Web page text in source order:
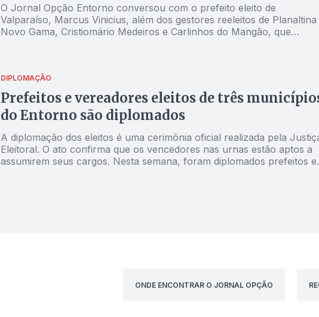
O Jornal Opção Entorno conversou com o prefeito eleito de
Valparaíso, Marcus Vinicius, além dos gestores reeleitos de Planaltina
Novo Gama, Cristiomário Medeiros e Carlinhos do Mangão, que
DIPLOMAÇÃO
Prefeitos e vereadores eleitos de três
do Entorno são diplomados
A diplomação dos eleitos é uma cerimônia oficial realizada pela
Eleitoral. O ato confirma que os vencedores nas urnas estão aptos a
assumirem seus cargos. Nesta semana, foram diplomados prefeitos e
ONDE ENCONTRAR O JORNAL OPÇÃO